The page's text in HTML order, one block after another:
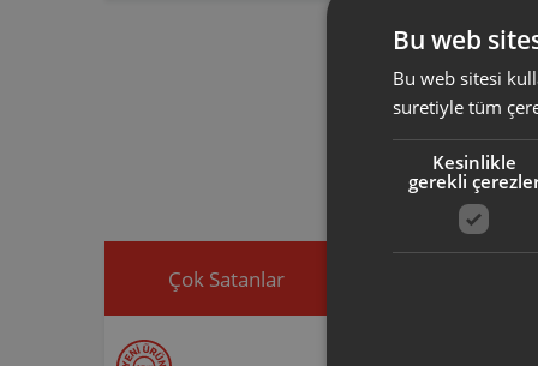
AR408714
uyumlu olup,
Arzum orijinal
Ürününüz ile
ekleyip, yedek
Çok Satanlar
Bu web
Bu web sitesi
suretiyle tüm
Kesinlikle
gerekli